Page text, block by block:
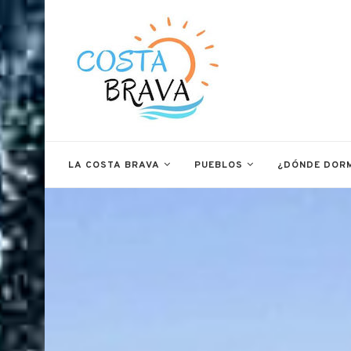
LA COSTA BRAVA PUEBLOS ¿DÓNDE